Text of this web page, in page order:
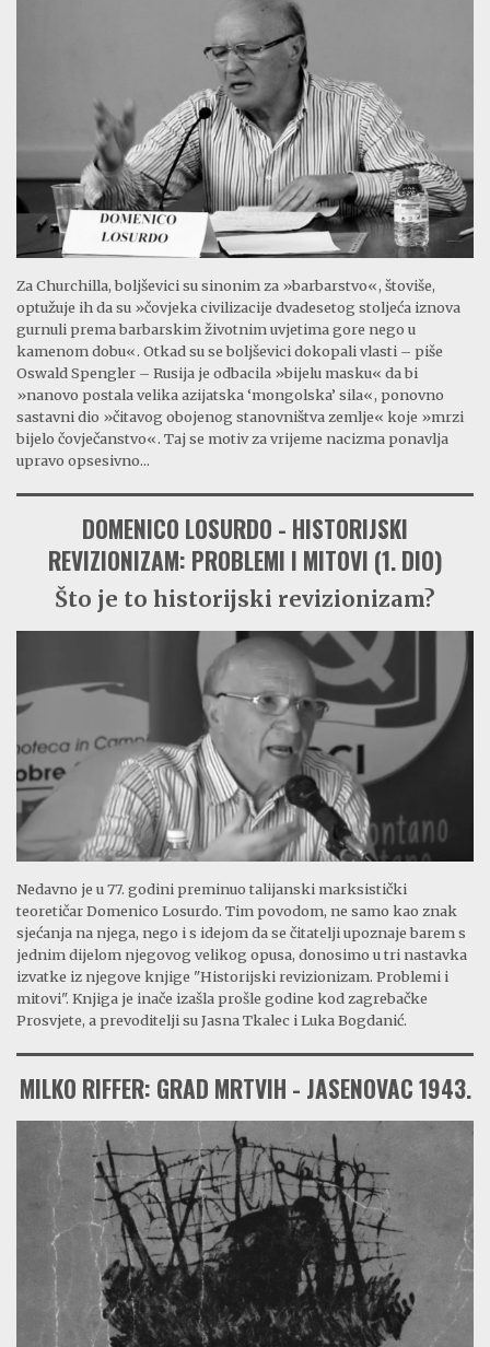
Za Churchilla, boljševici su sinonim za »barbarstvo«, štoviše,
optužuje ih da su »čovjeka civilizacije dvadesetog stoljeća iznova
gurnuli prema barbarskim životnim uvjetima gore nego u
kamenom dobu«. Otkad su se boljševici dokopali vlasti – piše
Oswald Spengler – Rusija je odbacila »bijelu masku« da bi
»nanovo postala velika azijatska ‘mongolska’ sila«, ponovno
sastavni dio »čitavog obojenog stanovništva zemlje« koje »mrzi
bijelo čovječanstvo«. Taj se motiv za vrijeme nacizma ponavlja
upravo opsesivno...
DOMENICO LOSURDO - HISTORIJSKI
REVIZIONIZAM: PROBLEMI I MITOVI (1. DIO)
Što je to historijski revizionizam?
Nedavno je u 77. godini preminuo talijanski marksistički
teoretičar Domenico Losurdo. Tim povodom, ne samo kao znak
sjećanja na njega, nego i s idejom da se čitatelji upoznaje barem s
jednim dijelom njegovog velikog opusa, donosimo u tri nastavka
izvatke iz njegove knjige "Historijski revizionizam. Problemi i
mitovi". Knjiga je inače izašla prošle godine kod zagrebačke
Prosvjete, a prevoditelji su Jasna Tkalec i Luka Bogdanić.
MILKO RIFFER: GRAD MRTVIH - JASENOVAC 1943.